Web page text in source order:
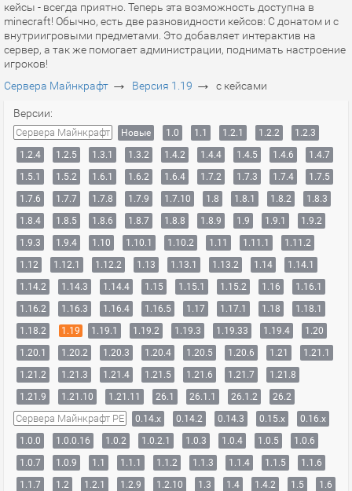
кейсы - всегда приятно. Теперь эта возможность доступна в
minecraft! Обычно, есть две разновидности кейсов: С донатом и с
внутриигровыми предметами. Это добавляет интерактив на
сервер, а так же помогает администрации, поднимать настроение
игроков!
Сервера Майнкрафт → Версия 1.19 → с кейсами
Версии:
Сервера Майнкрафт Новые 1.0 1.1 1.2.1 1.2.2
1.2.3
1.2.4
1.2.5 1.3.1 1.3.2 1.4.2 1.4.4 1.4.5 1.4.6
1.4.7
1.5.1
1.5.2 1.6.1 1.6.2 1.6.4 1.7.2 1.7.3 1.7.4
1.7.5
1.7.6
1.7.7 1.7.8 1.7.9 1.7.10 1.8 1.8.1 1.8.2
1.8.3
1.8.4
1.8.5 1.8.6 1.8.7 1.8.8 1.8.9 1.9 1.9.1
1.9.2
1.9.3
1.9.4 1.10 1.10.1 1.10.2 1.11 1.11.1
1.11.2
1.12
1.12.1 1.12.2 1.13 1.13.1 1.13.2 1.14
1.14.1
1.14.2
1.14.3 1.14.4 1.15 1.15.1 1.15.2 1.16
1.16.1
1.16.2
1.16.3 1.16.4 1.16.5 1.17 1.17.1 1.18
1.18.1
1.18.2
1.19 1.19.1 1.19.2 1.19.3 1.19.33 1.19.4
1.20
1.20.1
1.20.2 1.20.3 1.20.4 1.20.5 1.20.6 1.21
1.21.1
1.21.2
1.21.3 1.21.4 1.21.5 1.21.6 1.21.7
1.21.8
1.21.9
1.21.10 1.21.11 26.1 26.1.1 26.1.2 26.2
Сервера Майнкрафт PE 0.14.x 0.14.2 0.14.3 0.15.x
0.16.x
1.0.0
1.0.0.16 1.0.2 1.0.2.1 1.0.3 1.0.4 1.0.5
1.0.6
1.0.7
1.0.9 1.1 1.1.1 1.1.2 1.1.3 1.1.4 1.1.5
1.1.6
1.1.7
1.2 1.2.1 1.2.9 1.2.10 1.3 1.4 1.4.2 1.5
1.6